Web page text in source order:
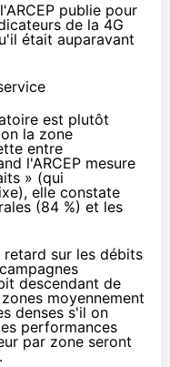
publie pour
de la 4G
était auparavant
est plutôt
la zone
entre
l'ARCEP mesure
» (qui
elle constate
(84 %) et les
retard sur les débits
descendant de
moyennement
denses s'il on
performances
par zone seront